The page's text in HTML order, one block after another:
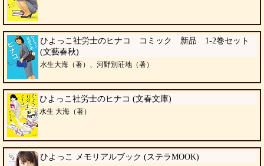
ひよっこ社労士のヒナコ コミック 新品 1-2巻セット
(文藝春秋)
水生大海（著）、河野別荘地（著）
ひよっこ社労士のヒナコ (文春文庫)
水生 大海（著）
ひよっこ メモリアルブック (ステラMOOK)